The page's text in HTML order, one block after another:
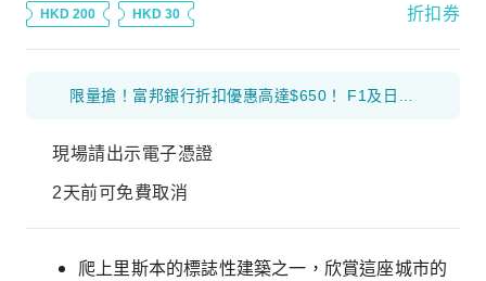
HKD 200 HKD 30 折扣券
現場請出示電子憑證
2天前可免費取消
爬上里斯本的標誌性建築之一，欣賞這座城市的